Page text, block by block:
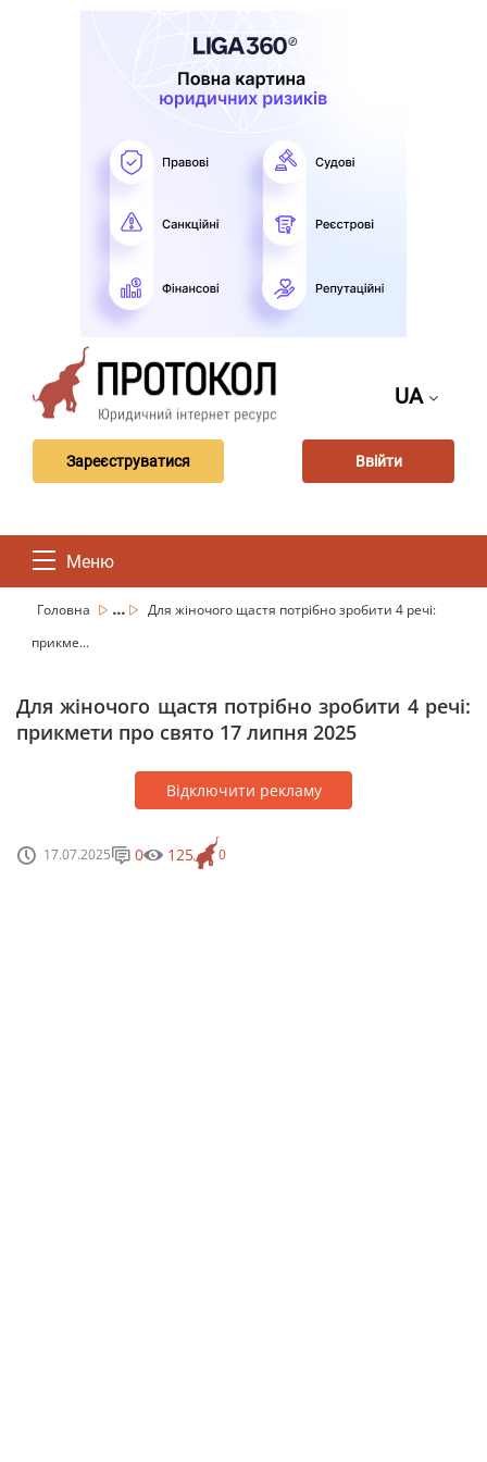
UA
Зареєструватися Ввійти
Меню
Головна ...
Для жіночого щастя потрібно зробити 4 речі:
прикме...
Для жіночого щастя потрібно зробити 4 речі:
прикмети про свято 17 липня 2025
Відключити рекламу
17.07.2025 0
0 125